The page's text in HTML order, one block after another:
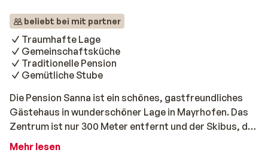
beliebt bei mit partner
Traumhafte Lage
Gemeinschaftsküche
Traditionelle Pension
Gemütliche Stube
Die Pension Sanna ist ein schönes, gastfreundliches
Gästehaus in wunderschöner Lage in Mayrhofen. Das
Zentrum ist nur 300 Meter entfernt und der Skibus, der
Sie zu den Liften bringt, hält in nur 200 Metern
Mehr lesen